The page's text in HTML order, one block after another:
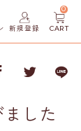
新規登録 CART
0
した